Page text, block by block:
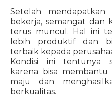
Setelah
bekerja, semangat dan
terus muncul. Hal ini
lebih produktif dan
terbaik kepada
Kondisi ini tentunya
karena bisa
maju dan
berkualitas.